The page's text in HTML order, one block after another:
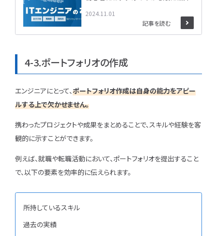
2024.11.01
記事を読む
4-3.ポートフォリオの作成
エンジニアにとって、ポートフォリオ作成は自身の能力をアピー
ルする上で欠かせません。
携わったプロジェクトや成果をまとめることで、スキルや経験を客
観的に示すことができます。
例えば、就職や転職活動において、ポートフォリオを提出すること
で、以下の要素を効率的に伝えられます。
所持しているスキル
過去の実績